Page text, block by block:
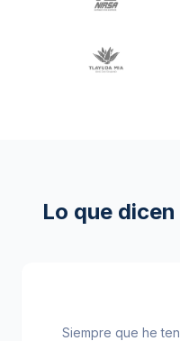
Lo que
Siempre que he